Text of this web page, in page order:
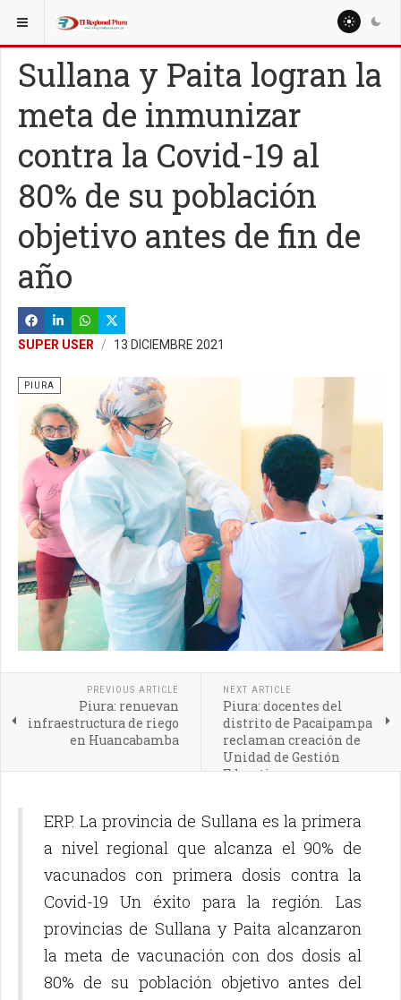
ESTÁ AQUÍ: REGIÓN PIURA
Sullana y Paita logran la
meta de inmunizar
contra la Covid-19 al
80% de su población
objetivo antes de fin de
año
SUPER USER 13 DICIEMBRE 2021
PIURA
PREVIOUS ARTICLE
Piura: renuevan
infraestructura de riego
en Huancabamba
NEXT ARTICLE
Piura: docentes del
distrito de Pacaipampa
reclaman creación de
Unidad de Gestión
Educativa
ERP. La provincia de Sullana es la primera
a nivel regional que alcanza el 90% de
vacunados con primera dosis contra la
Covid-19 Un éxito para la región. Las
provincias de Sullana y Paita alcanzaron
la meta de vacunación con dos dosis al
80% de su población objetivo antes del